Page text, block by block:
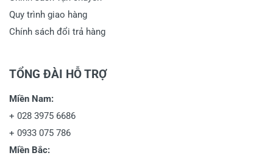
Quy trình giao hàng
Chính sách đổi trả hàng
TỔNG ĐÀI HỖ TRỢ
Miền Nam:
+ 028 3975 6686
+ 0933 075 786
Miền Bắc: